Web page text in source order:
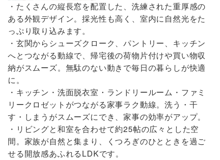
・たくさんの縦長窓を配置した、洗練された重厚感の
ある外観デザイン。採光性も高く、室内に自然光をた
っぷり取り込みます。
・玄関からシューズクローク、パントリー、キッチン
へとつながる動線で、帰宅後の荷物片付けや買い物収
納がスムーズ。無駄のない動きで毎日の暮らしが快適
に。
・キッチン・洗面脱衣室・ランドリールーム・ファミ
リークロゼットがつながる家事ラク動線。洗う・干
す・しまうがスムーズにでき、家事の効率がアップ。
・リビングと和室を合わせて約25帖の広々とした空
間。家族が自然と集まり、くつろぎのひとときを過ご
せる開放感あふれるLDKです。